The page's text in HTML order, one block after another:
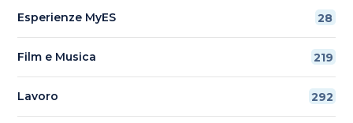
Esperienze MyES 28
Film e Musica 219
Lavoro 292